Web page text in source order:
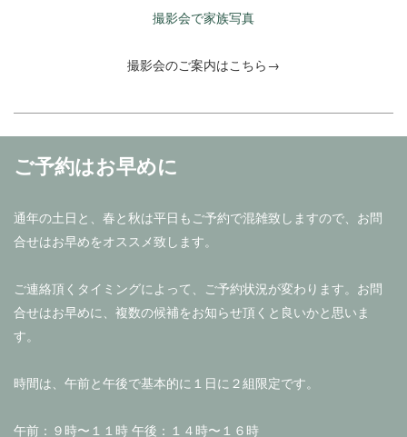
撮影会で家族写真
撮影会のご案内はこちら→
ご予約はお早めに
通年の土日と、春と秋は平日もご予約で混雑致しますので、お問
合せはお早めをオススメ致します。
ご連絡頂くタイミングによって、ご予約状況が変わります。お問
合せはお早めに、複数の候補をお知らせ頂くと良いかと思いま
す。
時間は、午前と午後で基本的に１日に２組限定です。
午前：９時〜１１時 午後：１４時〜１６時